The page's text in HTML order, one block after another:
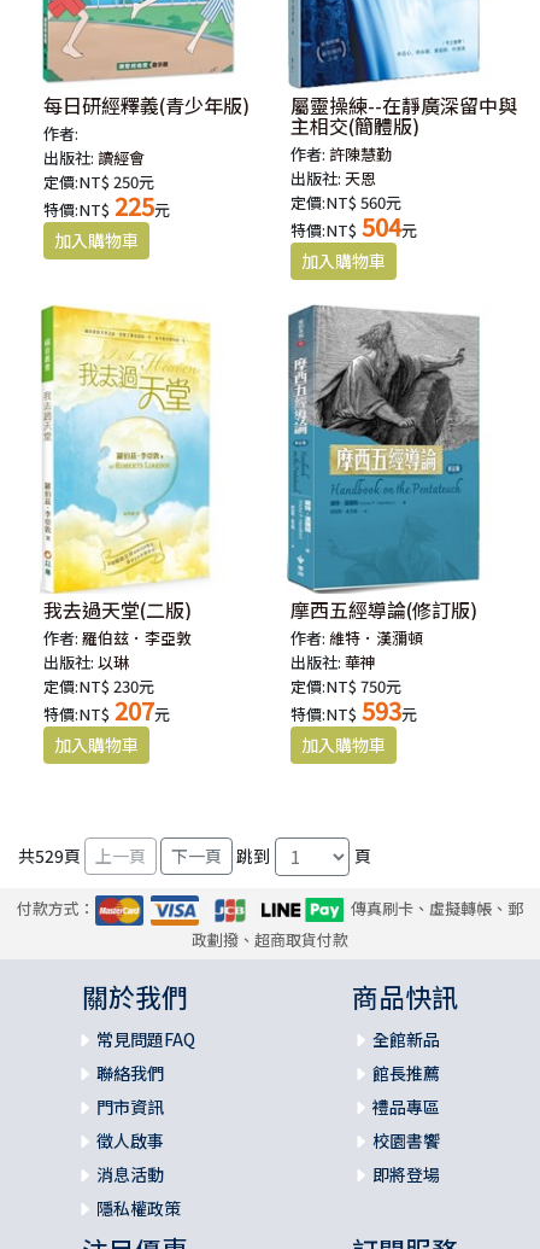
每日研經釋義(青少年版)
作者:
出版社:讀經會
定價:NT$ 250元
特價:NT$ 225元
屬靈操練--在靜廣深留中與
主相交(簡體版)
作者:許陳慧勤
出版社:天恩
定價:NT$ 560元
特價:NT$ 504元
我去過天堂(二版)
作者:羅伯玆．李亞敦
出版社:以琳
定價:NT$ 230元
特價:NT$ 207元
摩西五經導論(修訂版)
作者:維特．漢瀰頓
出版社:華神
定價:NT$ 750元
特價:NT$ 593元
共529頁 跳到 頁
付款方式：
傳真刷卡、虛擬轉帳、郵
政劃撥、超商取貨付款
關於我們
常見問題FAQ
聯絡我們
門市資訊
徵人啟事
消息活動
隱私權政策
商品快訊
全館新品
館長推薦
禮品專區
校園書饗
即將登場